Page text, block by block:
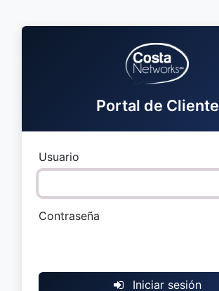
Portal de Cliente
Usuario
Contraseña
Iniciar sesión